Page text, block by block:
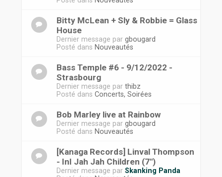
Bitty McLean + Sly & Robbie = Glass
House
Dernier message par gbougard
Posté dans Nouveautés
Bass Temple #6 - 9/12/2022 -
Strasbourg
Dernier message par thibz
Posté dans Concerts, Soirées
Bob Marley live at Rainbow
Dernier message par gbougard
Posté dans Nouveautés
[Kanaga Records] Linval Thompson
- InI Jah Jah Children (7")
Dernier message par Skanking Panda